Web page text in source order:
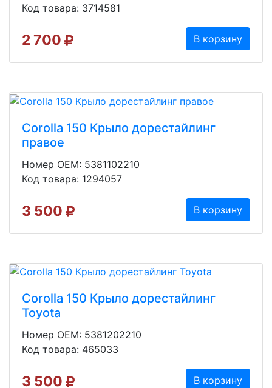
Код товара: 3714581
2 700 В корзину
Corolla 150 Крыло дорестайлинг
правое
Номер OEM: 5381102210
Код товара: 1294057
3 500 В корзину
Corolla 150 Крыло дорестайлинг
Toyota
Номер OEM: 5381202210
Код товара: 465033
3 500 В корзину